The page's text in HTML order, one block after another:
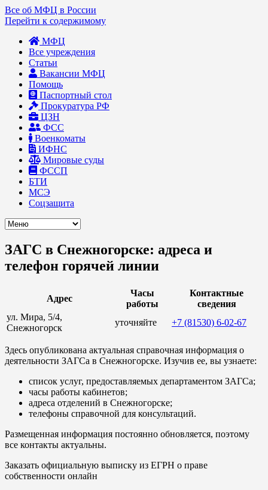
Все об МФЦ в России
Перейти к содержимому
МФЦ
Все учреждения
Статьи
Вакансии МФЦ
Помощь
Паспортный стол
Прокуратура РФ
ЦЗН
ФСС
Военкоматы
ИФНС
Мировые суды
ФССП
БТИ
МСЭ
Соцзащита
ЗАГС в Снежногорске: адреса и
телефон горячей линии
Адрес
Часы
работы
Контактные
сведения
ул. Мира, 5/4,
Снежногорск
уточняйте +7 (81530) 6-02-67
Здесь опубликована актуальная справочная информация о
деятельности ЗАГСа в Снежногорске. Изучив ее, вы узнаете:
список услуг, предоставляемых департаментом ЗАГСа;
часы работы кабинетов;
адреса отделений в Снежногорске;
телефоны справочной для консультаций.
Размещенная информация постоянно обновляется, поэтому
все контакты актуальны.
Заказать официальную выписку из ЕГРН о праве
собственности онлайн